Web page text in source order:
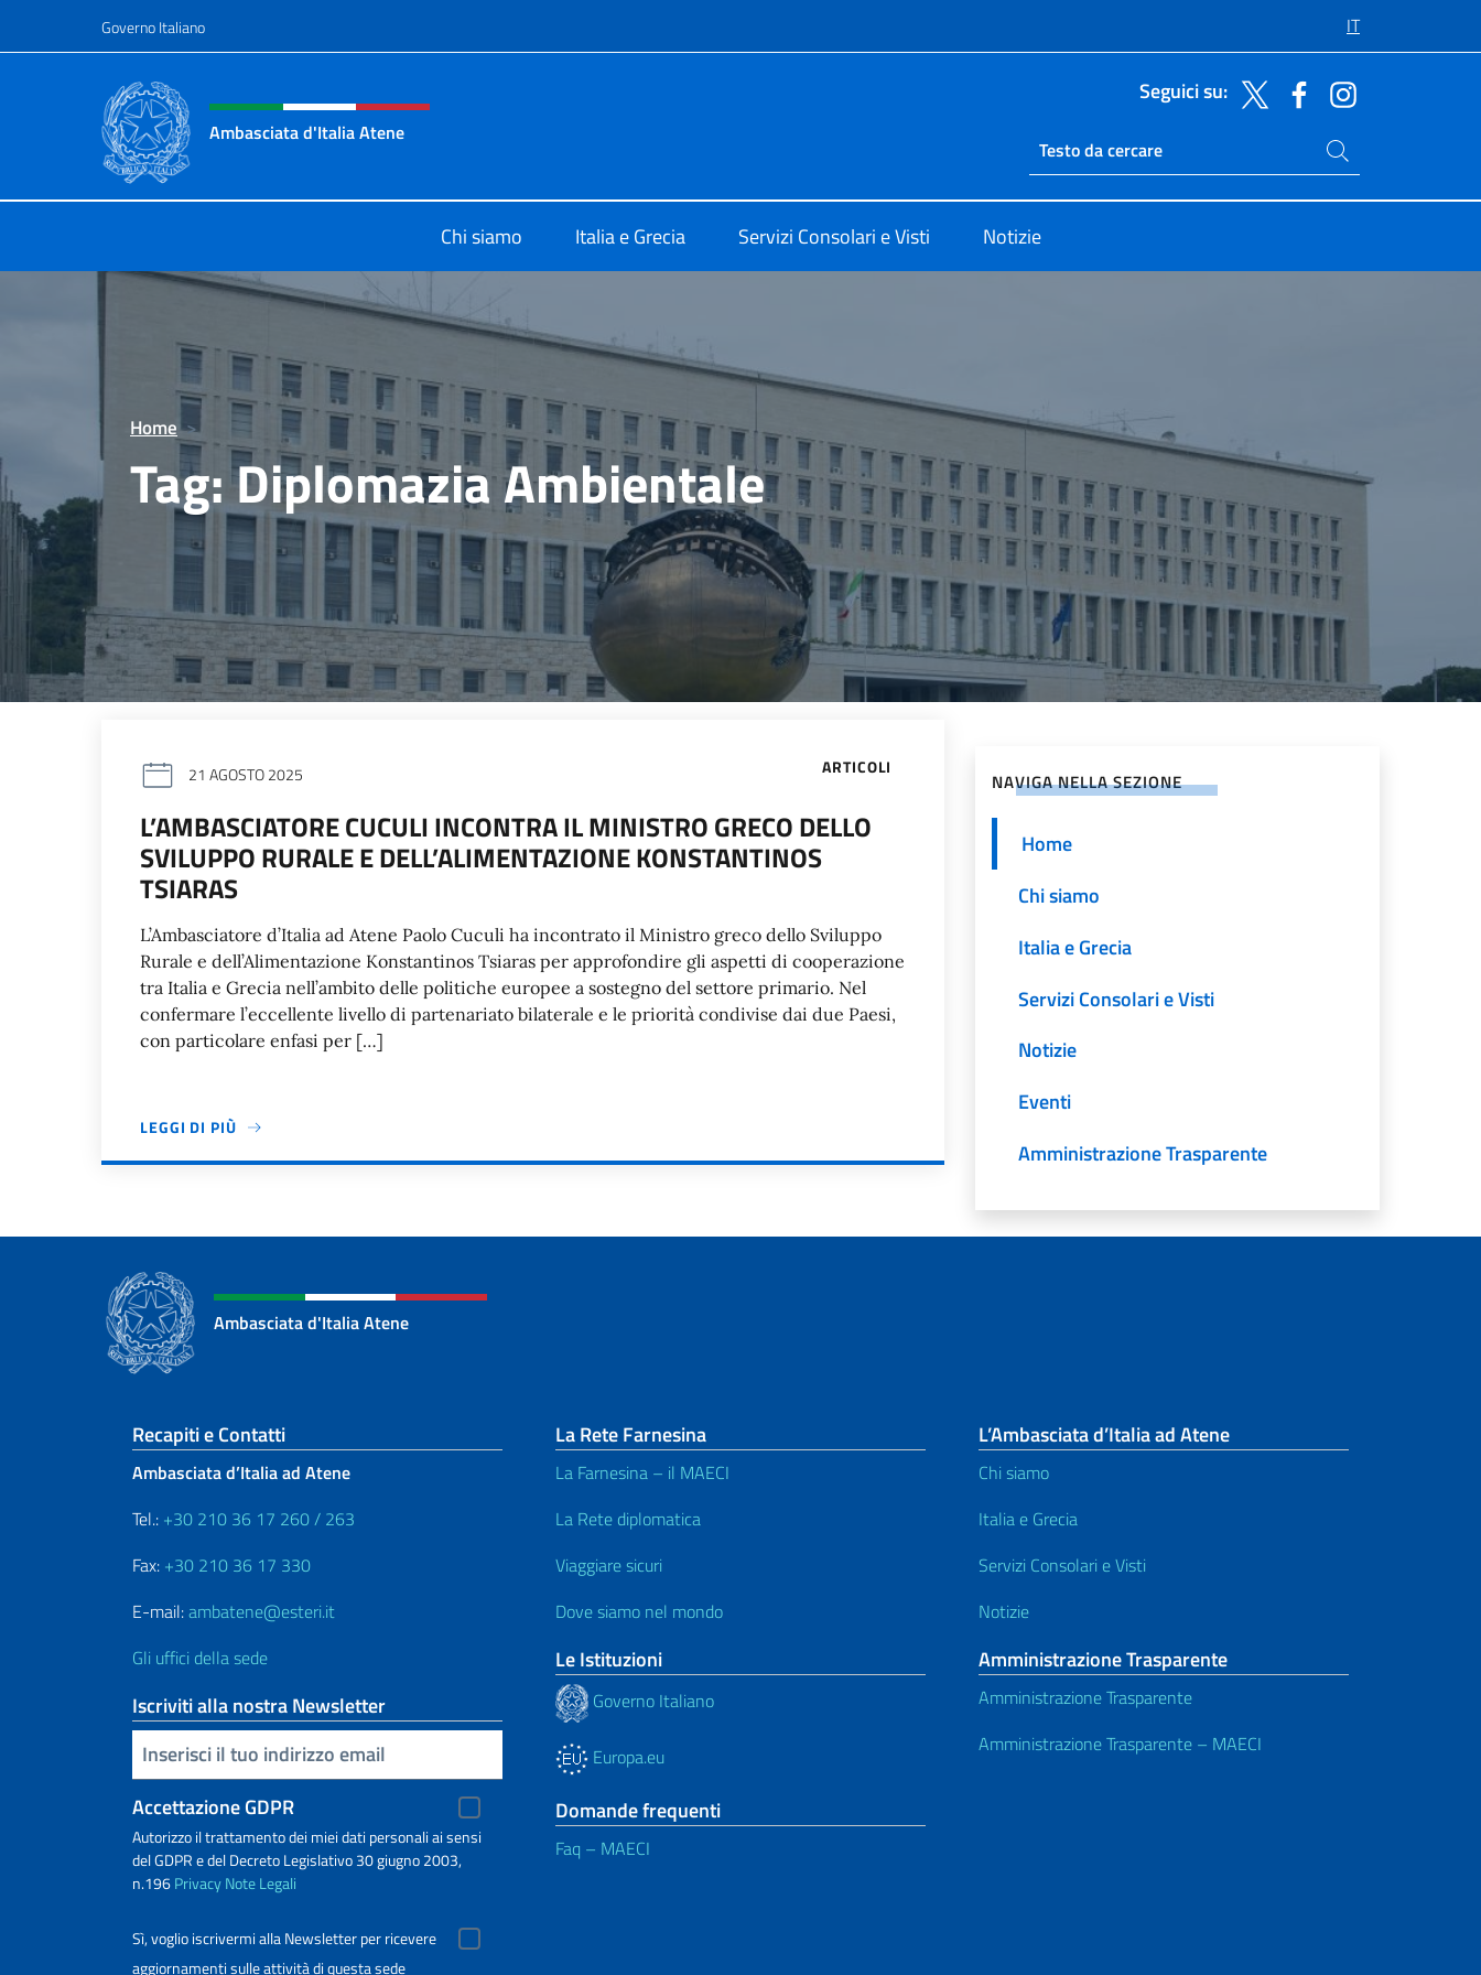
Governo Italiano IT
Intestazione sito, social e menù
Ambasciata d'Italia Atene
Seguici su:
Ricerca sito live
Cerca nel sito
Chi siamo Italia e Grecia Servizi Consolari e Visti Notizie
Home >
Tag:Diplomazia Ambientale
ARTICOLI
21 AGOSTO 2025
L’AMBASCIATORE CUCULI INCONTRA IL MINISTRO GRECO DELLO
SVILUPPO RURALE E DELL’ALIMENTAZIONE KONSTANTINOS
TSIARAS
L’Ambasciatore d’Italia ad Atene Paolo Cuculi ha incontrato il Ministro greco dello Sviluppo
Rurale e dell’Alimentazione Konstantinos Tsiaras per approfondire gli aspetti di cooperazione
tra Italia e Grecia nell’ambito delle politiche europee a sostegno del settore primario. Nel
confermare l’eccellente livello di partenariato bilaterale e le priorità condivise dai due Paesi,
con particolare enfasi per […]
LEGGI DI PIÙ
Paginazione
NAVIGA NELLA SEZIONE
Home
Chi siamo
Italia e Grecia
Servizi Consolari e Visti
Notizie
Eventi
Amministrazione Trasparente
Ambasciata d'Italia Atene
Sezione footer
Recapiti e Contatti
Ambasciata d’Italia ad Atene
Tel.: +30 210 36 17 260 / 263
Fax: +30 210 36 17 330
E-mail:ambatene@esteri.it
Gli uffici della sede
Iscriviti alla nostra Newsletter
Inserisci la tua email
Accettazione GDPR
Autorizzo il trattamento dei miei dati personali ai sensi
del GDPR e del Decreto Legislativo 30 giugno 2003,
n.196PrivacyNote Legali
Sì, voglio iscrivermi alla Newsletter per ricevere
aggiornamenti sulle attività di questa sede
La Rete Farnesina
La Farnesina – il MAECI
La Rete diplomatica
Viaggiare sicuri
Dove siamo nel mondo
Le Istituzioni
Governo Italiano
Europa.eu
Domande frequenti
Faq – MAECI
L’Ambasciata d’Italia ad Atene
Chi siamo
Italia e Grecia
Servizi Consolari e Visti
Notizie
Amministrazione Trasparente
Amministrazione Trasparente
Amministrazione Trasparente – MAECI